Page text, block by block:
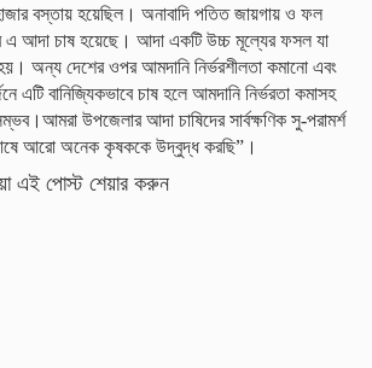
বস্তায় হয়েছিল। অনাবাদি পতিত জায়গায় ও ফল
এ আদা চাষ হয়েছে। আদা একটি উচ্চ মূল্যের ফসল যা
অন্য দেশের ওপর আমদানি নির্ভরশীলতা কমানো এবং
এটি বানিজ্যিকভাবে চাষ হলে আমদানি নির্ভরতা কমাসহ
উপজেলার আদা চাষিদের সার্বক্ষণিক সু-পরামর্শ
আরো অনেক কৃষককে উদ্বুদ্ধ করছি”।
এই পোস্ট শেয়ার করুন